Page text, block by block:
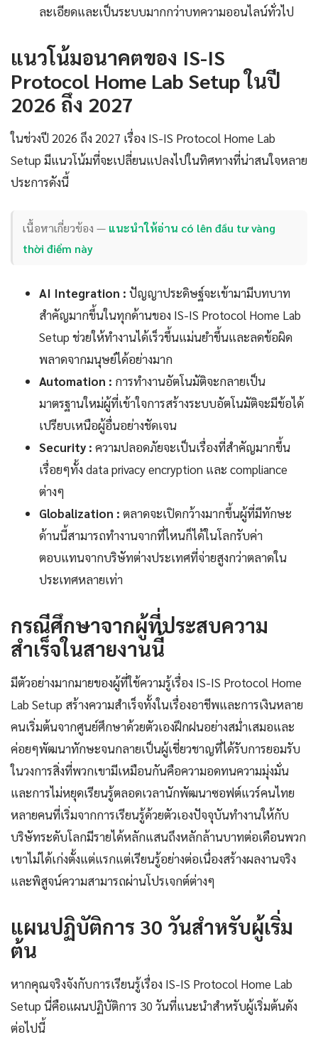
ละเอียดและเป็นระบบมากกว่าบทความออนไลน์ทั่วไป
แนวโน้มอนาคตของ IS-IS
Protocol Home Lab Setup ในปี
2026 ถึง 2027
ในช่วงปี 2026 ถึง 2027 เรื่อง IS-IS Protocol Home Lab
Setup มีแนวโน้มที่จะเปลี่ยนแปลงไปในทิศทางที่น่าสนใจหลาย
ประการดังนี้
เนื้อหาเกี่ยวข้อง — แนะนำให้อ่าน có lên đầu tư vàng
thời điểm này
AI Integration : ปัญญาประดิษฐ์จะเข้ามามีบทบาท
สำคัญมากขึ้นในทุกด้านของ IS-IS Protocol Home Lab
Setup ช่วยให้ทำงานได้เร็วขึ้นแม่นยำขึ้นและลดข้อผิด
พลาดจากมนุษย์ได้อย่างมาก
Automation : การทำงานอัตโนมัติจะกลายเป็น
มาตรฐานใหม่ผู้ที่เข้าใจการสร้างระบบอัตโนมัติจะมีข้อได้
เปรียบเหนือผู้อื่นอย่างชัดเจน
Security : ความปลอดภัยจะเป็นเรื่องที่สำคัญมากขึ้น
เรื่อยๆทั้ง data privacy encryption และ compliance
ต่างๆ
Globalization : ตลาดจะเปิดกว้างมากขึ้นผู้ที่มีทักษะ
ด้านนี้สามารถทำงานจากที่ไหนก็ได้ในโลกรับค่า
ตอบแทนจากบริษัทต่างประเทศที่จ่ายสูงกว่าตลาดใน
ประเทศหลายเท่า
กรณีศึกษาจากผู้ที่ประสบความ
สำเร็จในสายงานนี้
มีตัวอย่างมากมายของผู้ที่ใช้ความรู้เรื่อง IS-IS Protocol Home
Lab Setup สร้างความสำเร็จทั้งในเรื่องอาชีพและการเงินหลาย
คนเริ่มต้นจากศูนย์ศึกษาด้วยตัวเองฝึกฝนอย่างสม่ำเสมอและ
ค่อยๆพัฒนาทักษะจนกลายเป็นผู้เชี่ยวชาญที่ได้รับการยอมรับ
ในวงการสิ่งที่พวกเขามีเหมือนกันคือความอดทนความมุ่งมั่น
และการไม่หยุดเรียนรู้ตลอดเวลานักพัฒนาซอฟต์แวร์คนไทย
หลายคนที่เริ่มจากการเรียนรู้ด้วยตัวเองปัจจุบันทำงานให้กับ
บริษัทระดับโลกมีรายได้หลักแสนถึงหลักล้านบาทต่อเดือนพวก
เขาไม่ได้เก่งตั้งแต่แรกแต่เรียนรู้อย่างต่อเนื่องสร้างผลงานจริง
และพิสูจน์ความสามารถผ่านโปรเจกต์ต่างๆ
แผนปฏิบัติการ 30 วันสำหรับผู้เริ่ม
ต้น
หากคุณจริงจังกับการเรียนรู้เรื่อง IS-IS Protocol Home Lab
Setup นี่คือแผนปฏิบัติการ 30 วันที่แนะนำสำหรับผู้เริ่มต้นดัง
ต่อไปนี้